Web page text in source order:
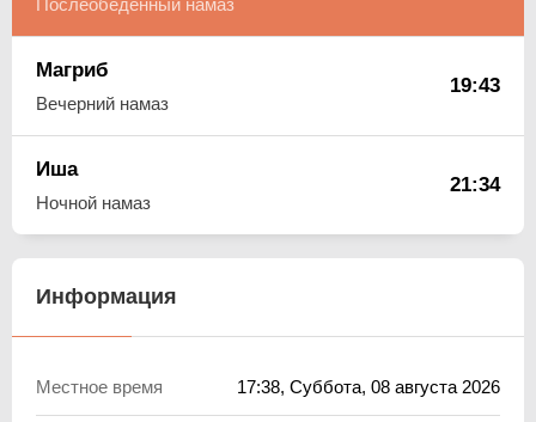
Магриб
Вечерний намаз
19:43
Иша
Ночной намаз
21:34
Информация
Местное время 17:38, Суббота, 08 августа 2026